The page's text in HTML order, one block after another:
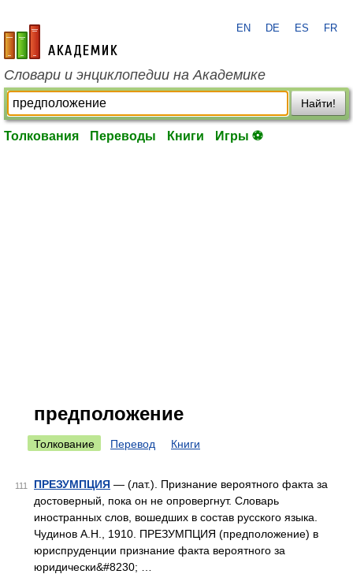
academic.ru
EN DE ES FR
Словари и энциклопедии на Академике
Найти!
Толкования Переводы Книги Игры ⚽
предположение
Толкование Перевод Книги
111 ПРЕЗУМПЦИЯ — (лат.). Признание вероятного факта за
достоверный, пока он не опровергнут. Словарь
иностранных слов, вошедших в состав русского языка.
Чудинов А.Н., 1910. ПРЕЗУМПЦИЯ (предположение) в
юриспруденции признание факта вероятного за
юридически&#8230; …